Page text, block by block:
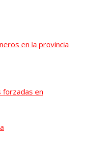
en la provincia
forzadas en